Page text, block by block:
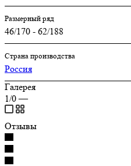
Размерный ряд
46/170 - 62/188
Страна производства
Россия
Галерея
1/0 —
Отзывы